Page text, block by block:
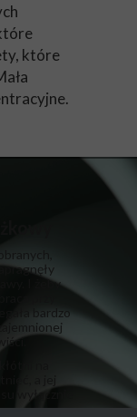
które
I żeby
przy
bardzo
na
a jej
wyłącznie